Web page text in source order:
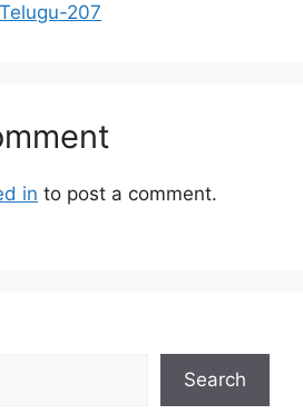
207
in to post a comment.
Search